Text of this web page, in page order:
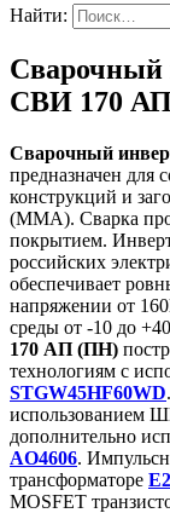
Найти:
СВИ 170
Сварочный
предназначен для
конструкций и
(MMA). Сварка
покрытием.
российских
обеспечивает
напряжении от
среды от -10 до
170 АП (ПН)
технологиям с
STGW45HF60WD
использованием
дополнительно
AO4606.
трансформаторе
MOSFET